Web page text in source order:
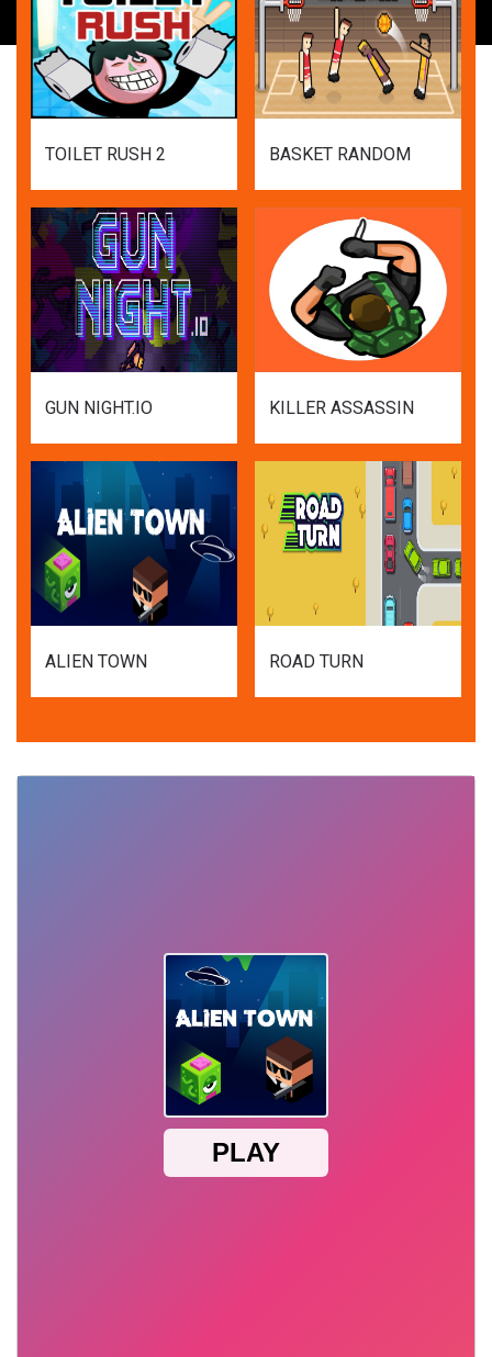
TOILET RUSH 2 BASKET RANDOM
GUN NIGHT.IO KILLER ASSASSIN
ALIEN TOWN ROAD TURN